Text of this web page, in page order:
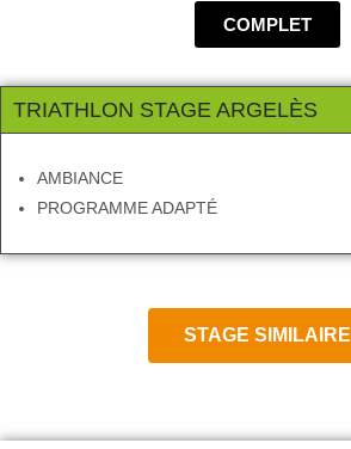
COMPLET
TRIATHLON STAGE ARGELÈS
AMBIANCE
PROGRAMME ADAPTÉ
STAGE SIMILAIRE